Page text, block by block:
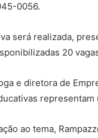
0056.
será realizada,
20
e diretora de
ao tema,